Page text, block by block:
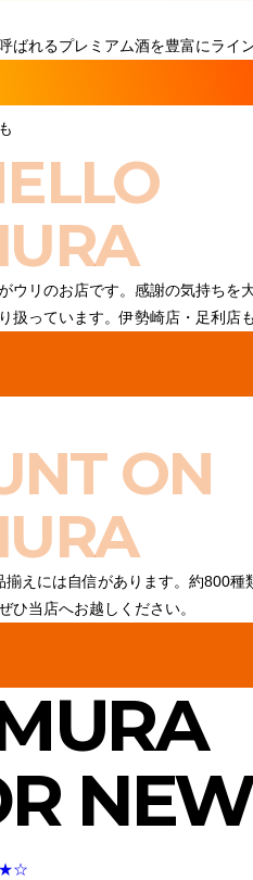
ばれるプレミアム酒を豊富にライ
ウリのお店です。感謝の気持ち
扱っています。伊勢崎店・足利店
ON
えには自信があります。約800
ひ当店へお越しください。
★☆